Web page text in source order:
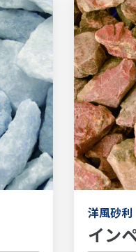
洋風砂利
イン